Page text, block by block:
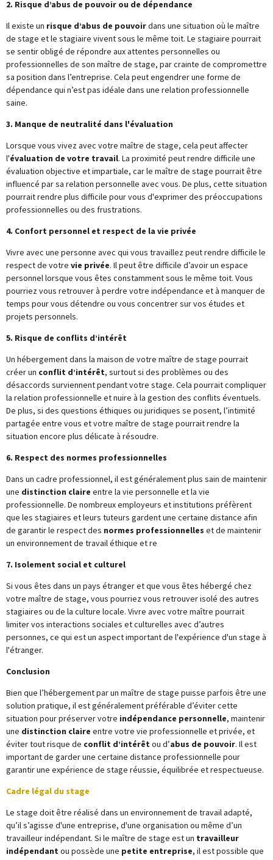
2. Risque d’abus de pouvoir ou de dépendance
Il existe un risque d’abus de pouvoirdans une situation où le maître
de stage et le stagiaire vivent sous le même toit. Le stagiaire pourrait
se sentir obligé de répondre aux attentes personnelles ou
professionnelles de son maître de stage, par crainte de compromettre
sa position dans l’entreprise. Cela peut engendrer une forme de
dépendance qui n’est pas idéale dans une relation professionnelle
saine.
3. Manque de neutralité dans l'évaluation
Lorsque vous vivez avec votre maître de stage, cela peut affecter
l'évaluation de votre travail. La proximité peut rendre difficile une
évaluation objective et impartiale, car le maître de stage pourrait être
influencé par sa relation personnelle avec vous. De plus, cette situation
pourrait rendre plus difficile pour vous d'exprimer des préoccupations
professionnelles ou des frustrations.
4. Confort personnel et respect de la vie privée
Vivre avec une personne avec qui vous travaillez peut rendre difficile le
respect de votre vie privée. Il peut être difficile d’avoir un espace
personnel lorsque vous êtes constamment sous le même toit. Vous
pourriez vous retrouver à perdre votre indépendance et à manquer de
temps pour vous détendre ou vous concentrer sur vos études et
projets personnels.
5. Risque de conflits d’intérêt
Un hébergement dans la maison de votre maître de stage pourrait
créer un conflit d’intérêt, surtout si des problèmes ou des
désaccords surviennent pendant votre stage. Cela pourrait compliquer
la relation professionnelle et nuire à la gestion des conflits éventuels.
De plus, si des questions éthiques ou juridiques se posent, l’intimité
partagée entre vous et votre maître de stage pourrait rendre la
situation encore plus délicate à résoudre.
6. Respect des normes professionnelles
Dans un cadre professionnel, il est généralement plus sain de maintenir
une distinction claire entre la vie personnelle et la vie
professionnelle. De nombreux employeurs et institutions préfèrent
que les stagiaires et leurs tuteurs gardent une certaine distance afin
de garantir le respect des normes professionnelles et de maintenir
un environnement de travail éthique et re
7. Isolement social et culturel
Si vous êtes dans un pays étranger et que vous êtes hébergé chez
votre maître de stage, vous pourriez vous retrouver isolé des autres
stagiaires ou de la culture locale. Vivre avec votre maître pourrait
limiter vos interactions sociales et culturelles avec d’autres
personnes, ce qui est un aspect important de l'expérience d'un stage à
l'étranger.
Conclusion
Bien que l’hébergement par un maître de stage puisse parfois être une
solution pratique, il est généralement préférable d’éviter cette
situation pour préserver votre indépendance personnelle, maintenir
une distinction claire entre votre vie professionnelle et privée, et
éviter tout risque de conflit d’intérêt ou d’abus de pouvoir. Il est
important de garder une certaine distance professionnelle pour
garantir une expérience de stage réussie, équilibrée et respectueuse.
Cadre légal du stage
Le stage doit être réalisé dans un environnement de travail adapté,
qu’il s’agisse d'une entreprise, d'une organisation ou même d’un
travailleur indépendant. Si le maître de stage est un travailleur
indépendant ou possède une petite entreprise, il est possible que